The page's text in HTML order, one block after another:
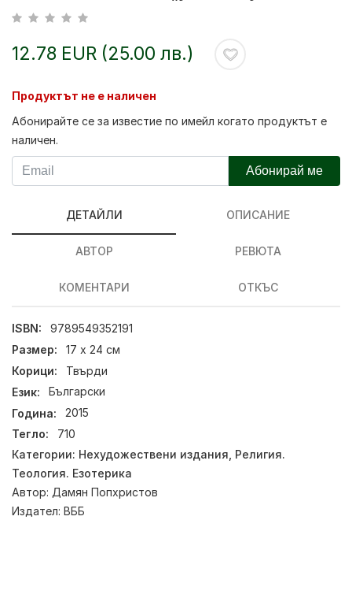
12.78 EUR (25.00 лв.)
Продуктът не е наличен
Абонирайте се за известие по имейл когато продуктът е
наличен.
Абонирай ме
ДЕТАЙЛИ ОПИСАНИЕ
АВТОР РЕВЮТА
КОМЕНТАРИ ОТКЪС
ISBN:
9789549352191
Размер:
17 х 24 см
Корици:
Твърди
Език:
Български
Година:
2015
Тегло:
710
Категории: Нехудожествени издания Религия.
Теология. Езотерика
Автор: Дамян Попхристов
Издател: ВББ